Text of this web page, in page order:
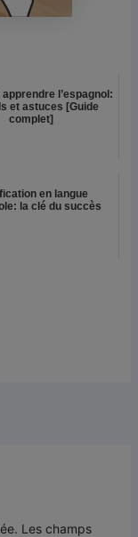
l’espagnol:
et astuces [Guide
complet]
en langue
la clé du succès
Les champs